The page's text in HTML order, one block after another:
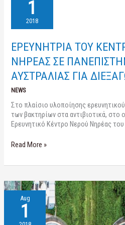
1
2018
ΕΡΕΥΝΗΤΡΙΑ ΤΟΥ
ΝΗΡΕΑΣ ΣΕ
ΑΥΣΤΡΑΛΙΑΣ ΓΙΑ
NEWS
Στo πλαίσιo υλοποίησης
των βακτηρίων στα αντιβιοτικά, στο
Ερευνητικό Κέντρο Νερού Νηρέας
ΝΕΡΟΥ
ΝΗΡΕΑΣ
ΠΑΝΕΠΙΣΤΗΜΙΟ
ΤΗΣ
ΑΥΣΤΡΑΛΙΑΣ
ΓΙΑ
ΔΙΕΞΑΓΩΓΗ
Read More »
Aug
1
Νέο
άρθρο
περιοδικό